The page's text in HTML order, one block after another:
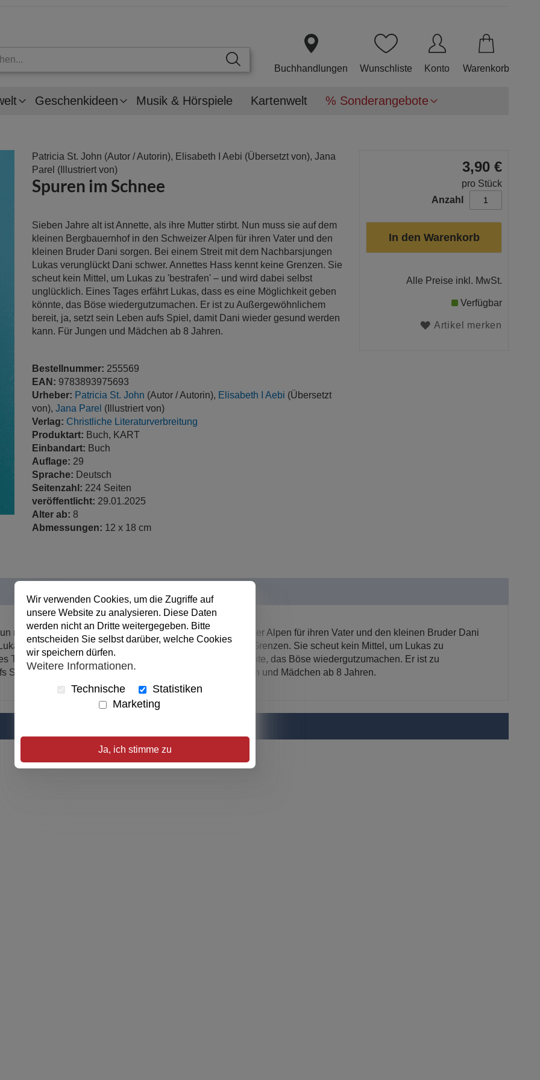
Buchhandlungen Wunschliste Konto Warenkorb
Geschenkideen Musik & Hörspiele Kartenwelt % Sonderangebote
Patricia St. John (Autor / Autorin), Elisabeth I Aebi (Übersetzt von), Jana
Parel (Illustriert von)
Spuren im Schnee
Sieben Jahre alt ist Annette, als ihre Mutter stirbt. Nun muss sie auf dem
kleinen Bergbauernhof in den Schweizer Alpen für ihren Vater und den
kleinen Bruder Dani sorgen. Bei einem Streit mit dem Nachbarsjungen
Lukas verunglückt Dani schwer. Annettes Hass kennt keine Grenzen. Sie
scheut kein Mittel, um Lukas zu 'bestrafen' – und wird dabei selbst
unglücklich. Eines Tages erfährt Lukas, dass es eine Möglichkeit geben
könnte, das Böse wiedergutzumachen. Er ist zu Außergewöhnlichem
bereit, ja, setzt sein Leben aufs Spiel, damit Dani wieder gesund werden
kann. Für Jungen und Mädchen ab 8 Jahren.
Bestellnummer: 255569
EAN: 9783893975693
Urheber: Patricia St. John (Autor / Autorin), Elisabeth I Aebi (Übersetzt
von), Jana Parel (Illustriert von)
Verlag: Christliche Literaturverbreitung
Produktart: Buch, KART
Einbandart: Buch
Auflage: 29
Sprache: Deutsch
Seitenzahl: 224 Seiten
veröffentlicht: 29.01.2025
Alter ab: 8
Abmessungen: 12 x 18 cm
3,90 €
pro Stück
Anzahl
In den Warenkorb
Alle Preise inkl. MwSt.
Verfügbar
Artikel merken
muss sie auf dem kleinen Bergbauernhof in den Schweizer Alpen für ihren Vater und den kleinen Bruder Dani
verunglückt Dani schwer. Annettes Hass kennt keine Grenzen. Sie scheut kein Mittel, um Lukas zu
Tages erfährt Lukas, dass es eine Möglichkeit geben könnte, das Böse wiedergutzumachen. Er ist zu
Spiel, damit Dani wieder gesund werden kann. Für Jungen und Mädchen ab 8 Jahren.
Wir verwenden Cookies, um die Zugriffe auf
unsere Website zu analysieren. Diese Daten
werden nicht an Dritte weitergegeben. Bitte
entscheiden Sie selbst darüber, welche Cookies
wir speichern dürfen.
Weitere Informationen.
Technische
Statistiken
Marketing
Ja, ich stimme zu